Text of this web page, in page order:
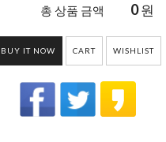
총 상품 금액 0원
BUY IT NOW CART WISHLIST